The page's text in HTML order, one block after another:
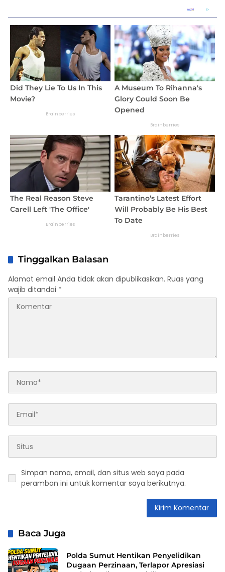
Tinggalkan Balasan
Alamat email Anda tidak akan dipublikasikan. Ruas yang
wajib ditandai *
Simpan nama, email, dan situs web saya pada
peramban ini untuk komentar saya berikutnya.
Baca Juga
Polda Sumut Hentikan Penyelidikan
Dugaan Perzinaan, Terlapor Apresiasi